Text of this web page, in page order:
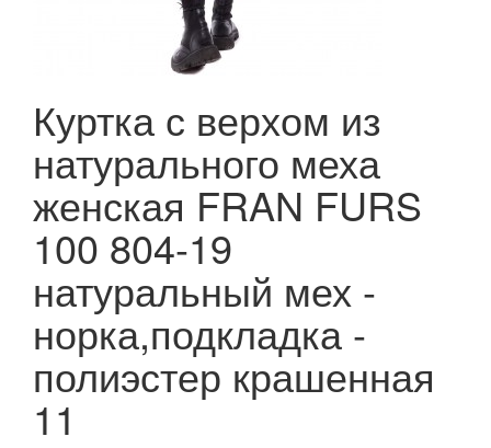
Куртка с верхом из
натурального меха
женская FRAN FURS
100 804-19
натуральный мех -
норка,подкладка -
полиэстер крашенная
11